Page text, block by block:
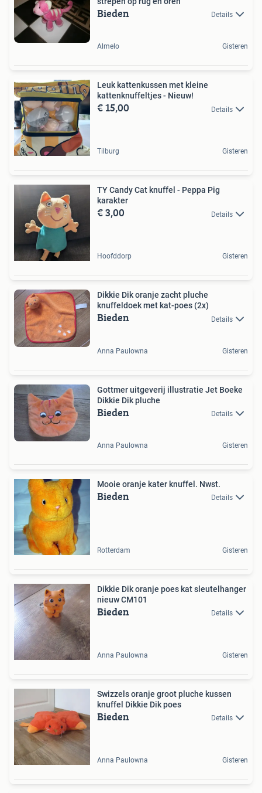
Bieden Details
Almelo Gisteren
Leuk kattenkussen met kleine
kattenknuffeltjes - Nieuw!
€ 15,00 Details
Tilburg Gisteren
TY Candy Cat knuffel - Peppa Pig
karakter
€ 3,00 Details
Hoofddorp Gisteren
Dikkie Dik oranje zacht pluche
knuffeldoek met kat-poes (2x)
Bieden Details
Anna Paulowna Gisteren
Gottmer uitgeverij illustratie Jet Boeke
Dikkie Dik pluche
Bieden Details
Anna Paulowna Gisteren
Mooie oranje kater knuffel. Nwst.
Bieden Details
Rotterdam Gisteren
Dikkie Dik oranje poes kat sleutelhanger
nieuw CM101
Bieden Details
Anna Paulowna Gisteren
Swizzels oranje groot pluche kussen
knuffel Dikkie Dik poes
Bieden Details
Anna Paulowna Gisteren